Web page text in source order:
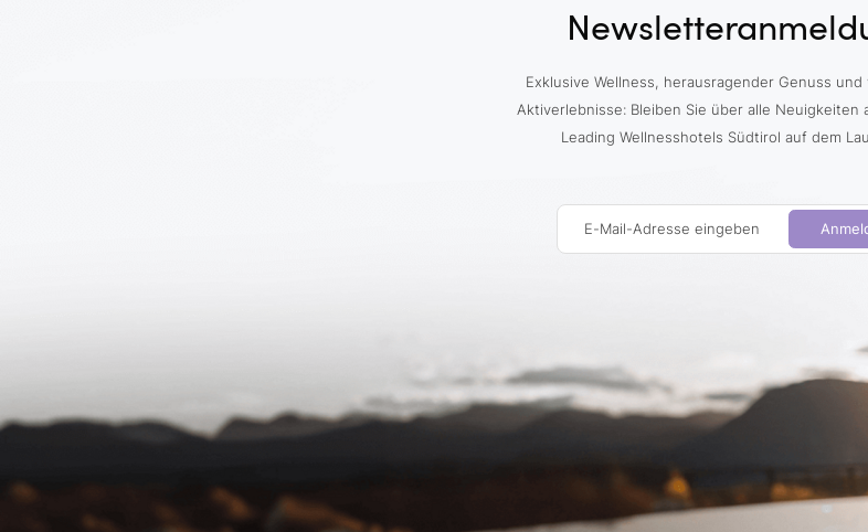
Exklusive Wellness, herausragender Genuss und
Aktiverlebnisse: Bleiben Sie über alle Neuigkeiten
Leading Wellnesshotels Südtirol auf dem
E-Mail-Adresse eingeben